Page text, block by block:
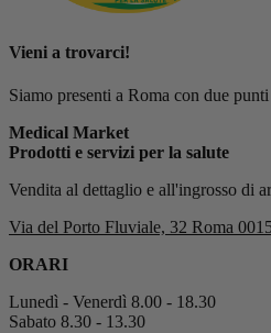
Vieni a trovarci!
Siamo presenti a Roma con due
Medical Market
Prodotti e servizi per la salute
Vendita al dettaglio e all'ingrosso di
Via del Porto Fluviale, 32 Roma
ORARI
Lunedì - Venerdì 8.00 - 18.30
Sabato 8.30 - 13.30